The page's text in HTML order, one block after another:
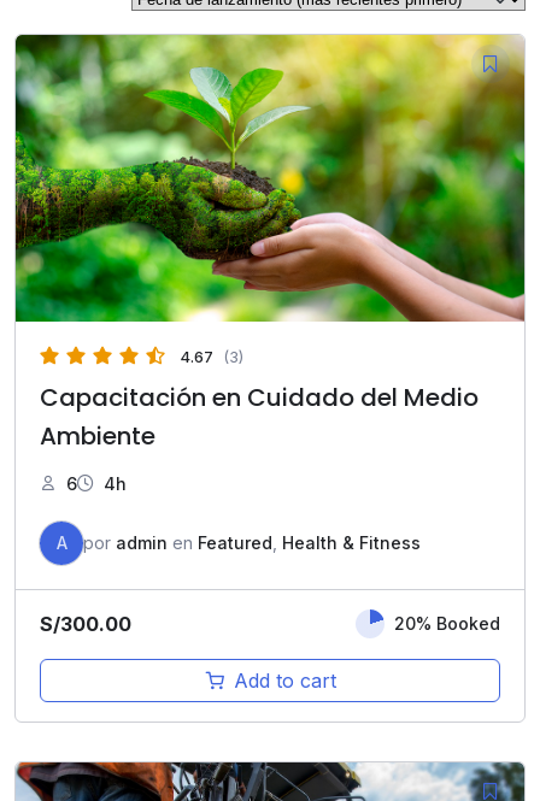
4.67 (3)
Capacitación en Cuidado del Medio
Ambiente
6 4h
A por admin en Featured Health & Fitness
S/300.00 20% Booked
Add to cart